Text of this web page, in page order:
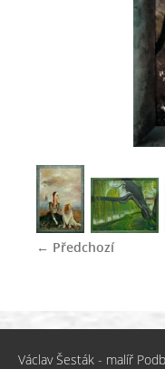
← Předchozí
Václav Šesták - malíř